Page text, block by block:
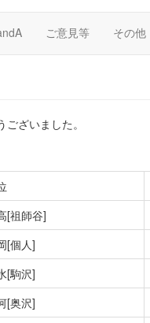
ご意見等 その他
ざいました。
[祖師谷]
[個人]
[駒沢]
[奥沢]